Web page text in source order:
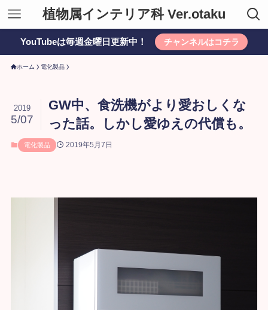
植物属インテリア科 Ver.otaku
YouTubeは毎週金曜日更新中！ チャンネルはコチラ
ホーム 電化製品
GW中、食洗機がより愛おしくな
った話。しかし愛ゆえの代償も。
2019
5/07
電化製品 2019年5月7日